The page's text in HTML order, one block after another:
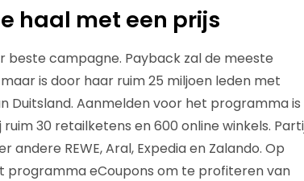
haal met een prijs
beste campagne. Payback zal de meeste
is door haar ruim 25 miljoen leden met
Aanmelden voor het programma is
30 retailketens en 600 online winkels.
REWE, Aral, Expedia en Zalando. Op
programma eCoupons om te profiteren van